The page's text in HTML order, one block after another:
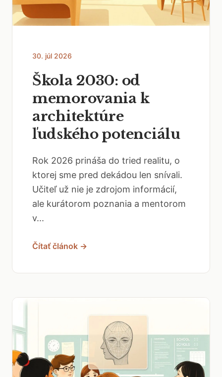
30. júl 2026
Škola 2030: od
memorovania k
architektúre
ľudského potenciálu
Rok 2026 prináša do tried realitu, o
ktorej sme pred dekádou len snívali.
Učiteľ už nie je zdrojom informácií,
ale kurátorom poznania a mentorom
v...
Čítať článok →